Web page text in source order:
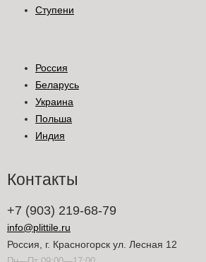
Ступени
Россия
Беларусь
Украина
Польша
Индия
Контакты
+7 (903) 219-68-79
info@plittile.ru
Россия, г. Красногорск ул. Лесная 12